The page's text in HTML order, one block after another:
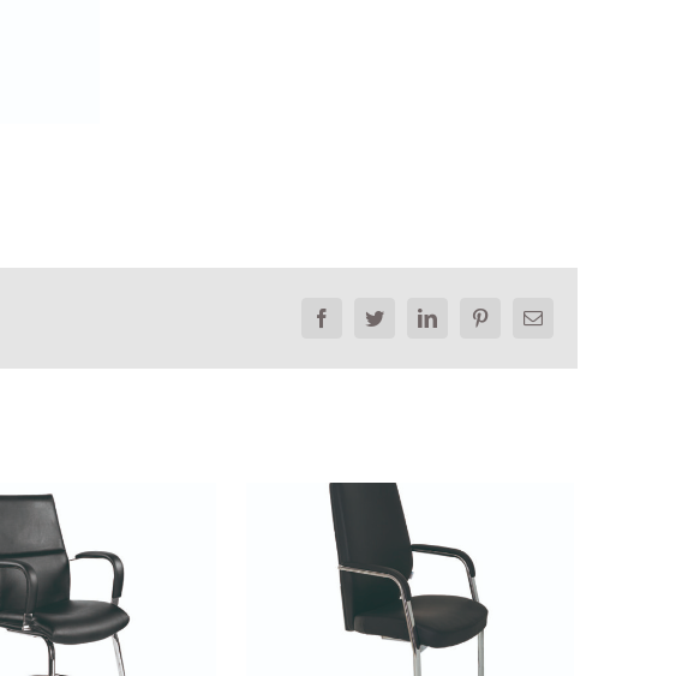
FacebookTwitterLinkedInPinterestEmail